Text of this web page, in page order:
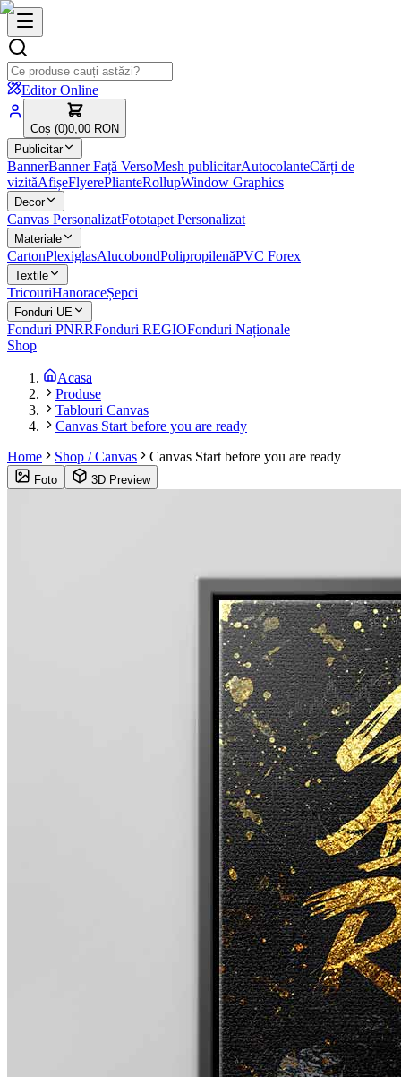
Editor Online
Coș (0)0,00 RON
Publicitar
BannerBanner Față VersoMesh publicitarAutocolanteCărți de
vizităAfișeFlyerePlianteRollupWindow Graphics
Decor
Canvas PersonalizatFototapet Personalizat
Materiale
CartonPlexiglasAlucobondPolipropilenăPVC Forex
Textile
TricouriHanoraceȘepci
Fonduri UE
Fonduri PNRRFonduri REGIOFonduri Naționale
Shop
Acasa
Produse
Tablouri Canvas
Canvas Start before you are ready
Home
Shop / Canvas Canvas Start before you are ready
Foto 3D Preview